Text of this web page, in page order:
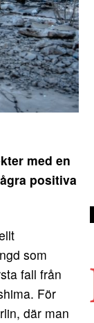
med en
positiva
som
fall från
För
där man